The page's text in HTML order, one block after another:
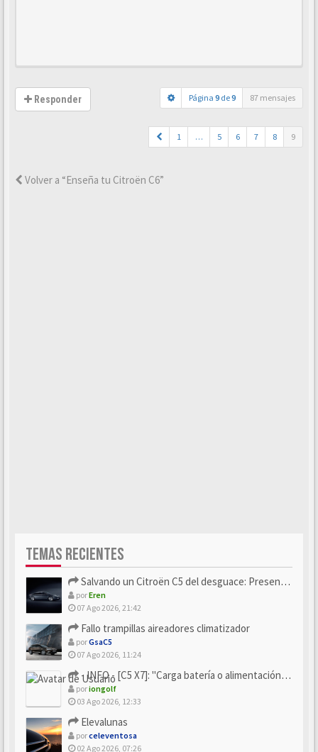
Responder Página 9 de9 87 mensajes
1 … 5 6 7 8 9
Volver a “Enseña tu Citroën C6”
TEMAS RECIENTES
Salvando un Citroën C5 del desguace: Presentación y seguimiento
porEren
07 Ago 2026, 21:42
Fallo trampillas aireadores climatizador
porGsaC5
07 Ago 2026, 11:24
- INFO - [C5 X7]: "Carga batería o alimentación eléctri...
poriongolf
03 Ago 2026, 12:33
Elevalunas
porceleventosa
02 Ago 2026, 07:26